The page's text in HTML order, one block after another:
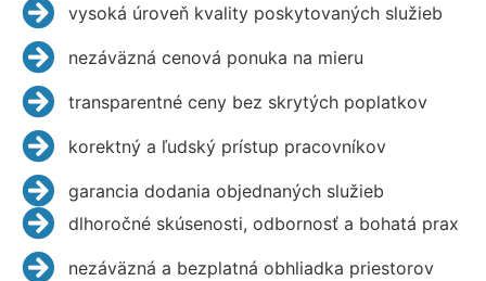
vysoká úroveň kvality poskytovaných služieb
nezáväzná cenová ponuka na mieru
transparentné ceny bez skrytých poplatkov
korektný a ľudský prístup pracovníkov
garancia dodania objednaných služieb
dlhoročné skúsenosti, odbornosť a bohatá prax
nezáväzná a bezplatná obhliadka priestorov